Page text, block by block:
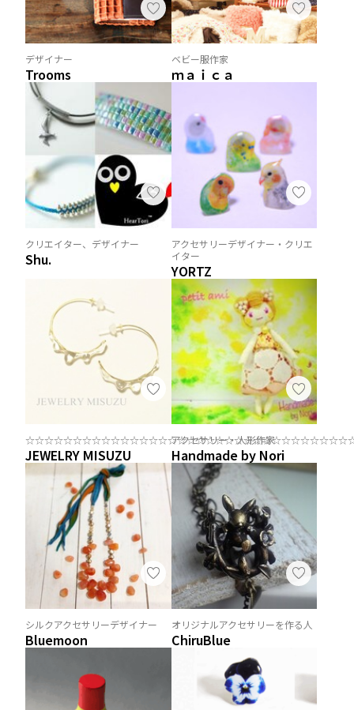
デザイナー
Trooms
ベビー服作家
ｍａｉｃａ
クリエイター、デザイナー
Shu.
アクセサリーデザイナー・クリエ
イター
YORTZ
JEWELRY MISUZU
アクセサリー・人形作家
Handmade by Nori
シルクアクセサリーデザイナー
Bluemoon
オリジナルアクセサリーを作る人
ChiruBlue